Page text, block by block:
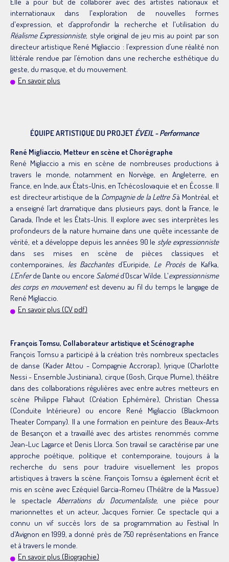
internationaux dans l'exploration de nouvelles formes
d'expression, et d’approfondir la recherche et l'utilisation du
Réalisme Expressionniste, style original de jeu mis au point par son
directeur artistique René Migliaccio : l’expression d’une réalité non
littérale rendue par l’émotion dans une recherche esthétique du
geste, du masque, et du mouvement.
En savoir plus
ÉQUIPE ARTISTIQUE DU PROJET ÉVEIL - Performance
René Migliaccio, Metteur en scène et Chorégraphe
René Migliaccio a mis en scène de nombreuses productions à
travers le monde, notamment en Norvège, en Angleterre, en
France, en Inde, aux États-Unis, en Tchécoslovaquie et en Écosse. Il
est directeur artistique de la Compagnie de la Lettre 5à Montréal, et
a enseigné l’art dramatique dans plusieurs pays, dont la France, le
Canada, l’Inde et les États-Unis. Il explore avec ses interprètes les
profondeurs de la nature humaine dans une quête incessante de
vérité, et a développe depuis les années 90 le style expressionniste
dans ses mises en scène de pièces classiques et
contemporaines, les Bacchantesd’Euripide, Le Procèsde Kafka,
L’Enferde Dante ou encore Saloméd’Oscar Wilde. L'expressionnisme
des corps en mouvementest devenu au fil du temps le langage de
René Migliaccio.
En savoir plus (CV pdf)
François Tomsu, Collaborateur artistique et Scénographe
François Tomsu a participé à la création très nombreux spectacles
de danse (Kader Attou - Compagnie Accrorap), lyrique (Charlotte
Nessi - Ensemble Justiniana), cirque (Gosh, Cirque Plume), théâtre
dans des collaborations régulières avec entre autres metteurs en
scène Philippe Flahaut (Création Ephémère), Christian Chessa
(Conduite Intérieure) ou encore René Migliaccio (Blackmoon
Theater Company). Il a une formation en peinture des Beaux-Arts
de Besançon et a travaillé avec des artistes renommés comme
Jean-Luc Lagarce et Denis Llorca. Son travail se caractérise par une
approche poétique, politique et contemporaine, toujours à la
recherche du sens pour traduire visuellement les propos
artistiques à travers la scène. François Tomsu a également écrit et
mis en scène avec Ezéquiel Garcia-Romeu (Théâtre de la Massue)
le spectacle Aberrations du Documentaliste, une pièce pour
marionnettes et un acteur, Jacques Fornier. Ce spectacle qui a
connu un vif succès lors de sa programmation au Festival In
d'Avignon en 1999, a donné près de 750 représentations en France
et à travers le monde.
En savoir plus (Biographie)